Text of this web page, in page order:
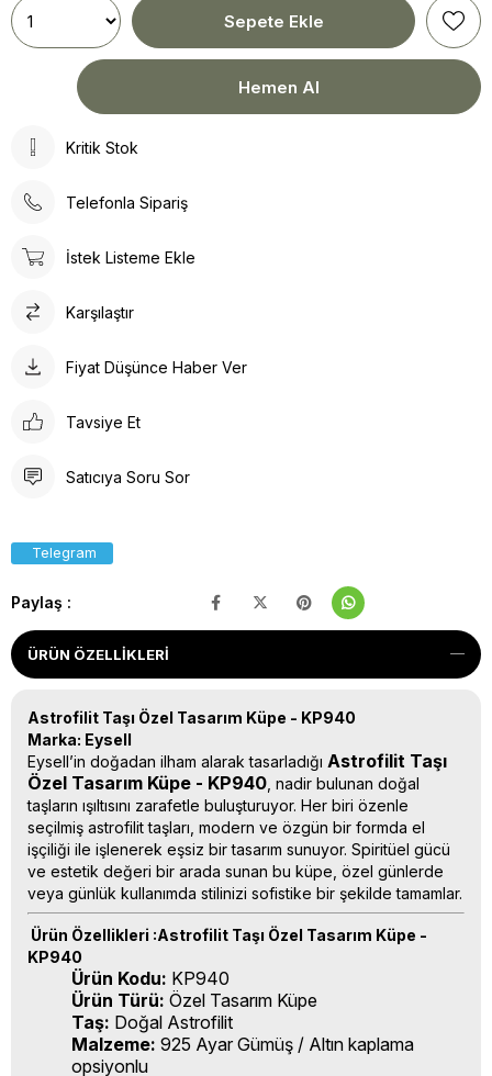
Kritik Stok
Telefonla Sipariş
İstek Listeme Ekle
Karşılaştır
Fiyat Düşünce Haber Ver
Tavsiye Et
Satıcıya Soru Sor
Telegram
Paylaş :
ÜRÜN ÖZELLIKLERI
Astrofilit Taşı Özel Tasarım Küpe - KP940
Marka: Eysell
Eysell’in doğadan ilham alarak tasarladığı Astrofilit Taşı
Özel Tasarım Küpe - KP940 , nadir bulunan doğal
taşların ışıltısını zarafetle buluşturuyor. Her biri özenle
seçilmiş astrofilit taşları, modern ve özgün bir formda el
işçiliği ile işlenerek eşsiz bir tasarım sunuyor. Spiritüel gücü
ve estetik değeri bir arada sunan bu küpe, özel günlerde
veya günlük kullanımda stilinizi sofistike bir şekilde tamamlar.
Ürün Özellikleri :Astrofilit Taşı Özel Tasarım Küpe -
KP940
Ürün Kodu: KP940
Ürün Türü: Özel Tasarım Küpe
Taş: Doğal Astrofilit
Malzeme: 925 Ayar Gümüş / Altın kaplama
opsiyonlu